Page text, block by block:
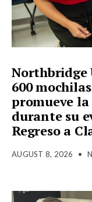
Northbridge
600
promueve la
durante su
Regreso a
AUGUST 8, 2026 •